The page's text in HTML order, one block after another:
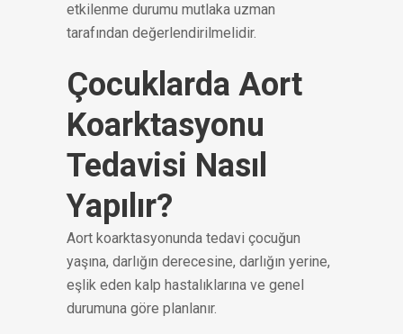
etkilenme durumu mutlaka uzman
tarafından değerlendirilmelidir.
Çocuklarda Aort
Koarktasyonu
Tedavisi Nasıl
Yapılır?
Aort koarktasyonunda tedavi çocuğun
yaşına, darlığın derecesine, darlığın yerine,
eşlik eden kalp hastalıklarına ve genel
durumuna göre planlanır.